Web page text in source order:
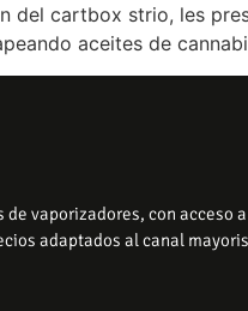
del cartbox strio, les
aceites de
vaporizadores, con acceso a
adaptados al canal